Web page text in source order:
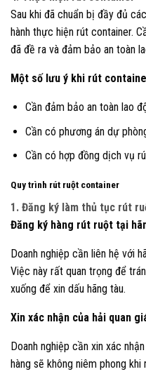
Sau khi đã chuẩn bị đầy đủ
hành thực hiện rút container.
đã đề ra và đảm bảo an toàn
Một số lưu ý khi rút
Cần đảm bảo an toàn lao
Cần có phương án dự
Cần có hợp đồng dịch vụ
Quy trình rút ruột container
1. Đăng ký làm thủ tục rút
Đăng ký hàng rút ruột tại
Doanh nghiệp cần liên hệ với
Việc này rất quan trọng để
xuống để xin dấu hãng tàu.
Xin xác nhận của hải quan
Doanh nghiệp cần xin xác
hàng sẽ không niêm phong